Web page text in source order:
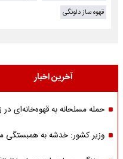
قهوه ساز دلونگی
آخرین اخبار
حمله مسلحانه به قهوه‌خانه‌ای در
وزیر کشور: خدشه به همبستگی